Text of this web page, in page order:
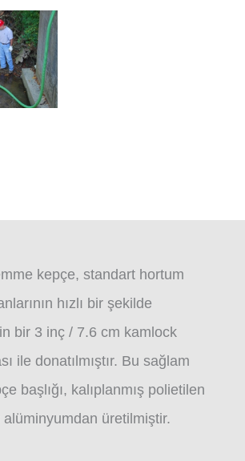
kepçe, standart hortum
hızlı bir şekilde
bir 3 inç / 7.6 cm kamlock
ile donatılmıştır. Bu sağlam
başlığı, kalıplanmış polietilen
alüminyumdan üretilmiştir.